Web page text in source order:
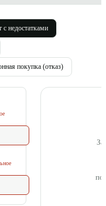
с недостатками
покупка (отказ)